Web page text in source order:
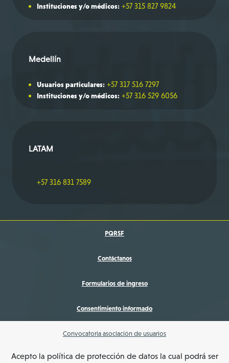
Instituciones y/o médicos: +57 315 827 9824
Medellín
Usuarios particulares: +57 317 516 7297
Instituciones y/o médicos: +57 316 529 6056
LATAM
+57 316 831 7589
PQRSF
Contáctanos
Formularios de ingreso
Consentimiento informado
Convocatoria asociación de usuarios
Acepto la política de protección de datos la cual podrá ser